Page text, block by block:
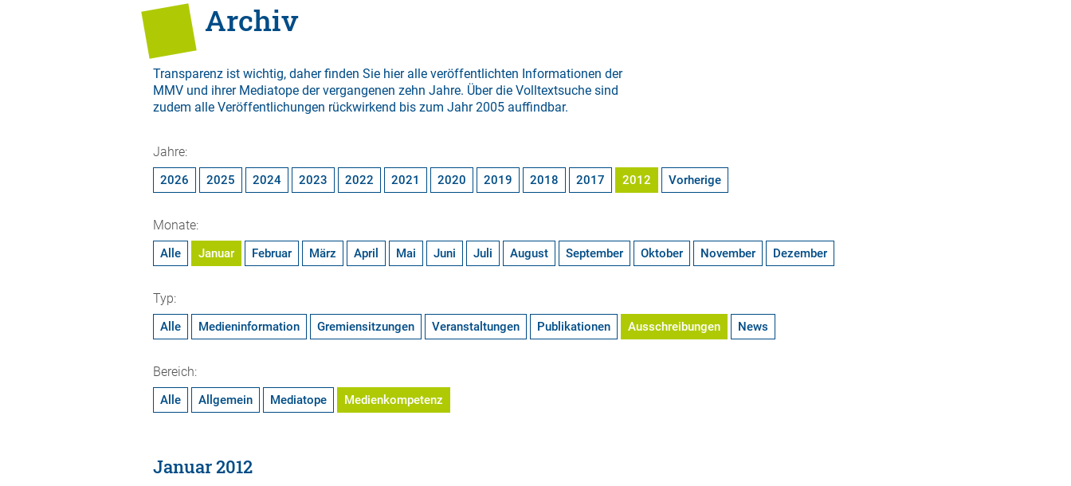
Archiv
Transparenz ist wichtig, daher finden Sie hier alle veröffentlichten Informationen der
MMV und ihrer Mediatope der vergangenen zehn Jahre. Über die Volltextsuche sind
zudem alle Veröffentlichungen rückwirkend bis zum Jahr 2005 auffindbar.
Jahre:
2026 2025 2024 2023 2022 2021 2020 2019 2018 2017 2012 Vorherige
Monate:
Alle Januar Februar März April Mai Juni Juli August September Oktober November Dezember
Typ:
Alle Medieninformation Gremiensitzungen Veranstaltungen Publikationen Ausschreibungen News
Bereich:
Alle Allgemein Mediatope Medienkompetenz
Januar 2012